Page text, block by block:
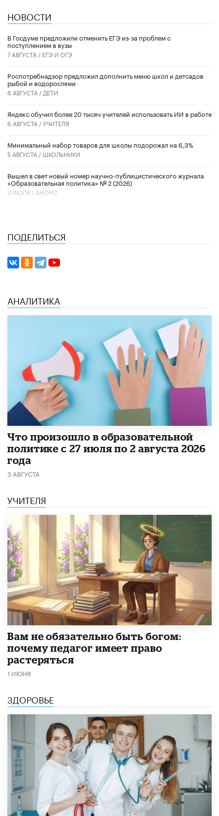
НОВОСТИ
В Госдуме предложили отменить ЕГЭ из-за проблем с
поступлением в вузы
7 АВГУСТА / ЕГЭ И ОГЭ
Роспотребнадзор предложил дополнить меню школ и детсадов
рыбой и водорослями
6 АВГУСТА / ДЕТИ
​Яндекс обучил более 20 тысяч учителей использовать ИИ в работе
6 АВГУСТА /УЧИТЕЛЯ
Минимальный набор товаров для школы подорожал на 6,3%
5 АВГУСТА / ШКОЛЬНИКИ
Вышел в свет новый номер научно-публицистического журнала
«Образовательная политика» № 2 (2026)
3 ИЮЛЯ / АНОНС
ПОДЕЛИТЬСЯ
АНАЛИТИКА
​Что произошло в образовательной
политике с 27 июля по 2 августа 2026
года
3 АВГУСТА
УЧИТЕЛЯ
​Вам не обязательно быть богом:
почему педагог имеет право
растеряться
1 ИЮНЯ
ЗДОРОВЬЕ